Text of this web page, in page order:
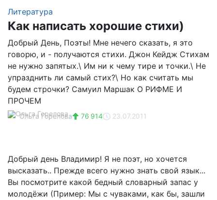
Литература
Как написать хорошие стихи)
Добрый День, Поэты! Мне нечего сказать, я это
говорю, и - получаются стихи. Джон Кейдж Стихам
не нужно запятых.\ Им ни к чему тире и точки.\ Не
упразднить ли самый стих?\ Но как считать мы
будем строчки? Самуил Маршак О РИФМЕ И
ПРОЧЕМ
Ольга Горелова 76 914 23.07.2011
Добрый день Владимир! Я не поэт, но хочется
высказать.. Прежде всего нужно знать свой язык...
Вы посмотрите какой бедный словарный запас у
молодёжи (Пример: Мы с чуваками, как бы, зашли